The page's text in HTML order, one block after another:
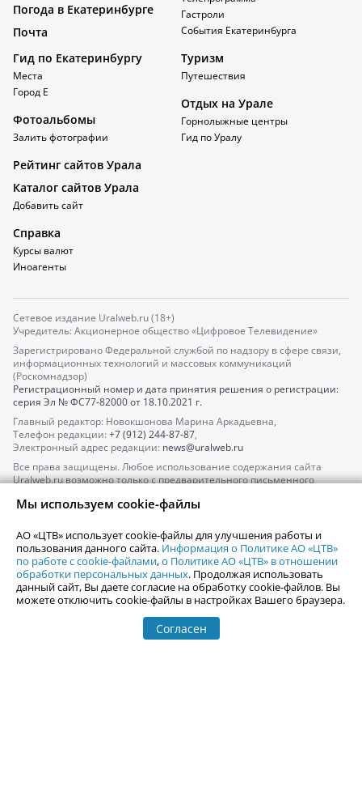
Погода в Екатеринбурге
Почта
Гастроли
События Екатеринбурга
Гид по Екатеринбургу
Места
Город Е
Фотоальбомы
Залить фотографии
Туризм
Путешествия
Отдых на Урале
Горнолыжные центры
Гид по Уралу
Рейтинг сайтов Урала
Каталог сайтов Урала
Добавить сайт
Справка
Курсы валют
Иноагенты
Сетевое издание Uralweb.ru (18+)
Учредитель: Акционерное общество «Цифровое Телевидение»
Зарегистрировано Федеральной службой по надзору в сфере связи,
информационных технологий и массовых коммуникаций
(Роскомнадзор)
Регистрационный номер и дата принятия решения о регистрации:
серия Эл № ФС77-82000от 18.10.2021 г.
Главный редактор: Новокшонова Марина Аркадьевна,
Телефон редакции: +7 (912) 244-87-87,
Электронный адрес редакции: news@uralweb.ru
Все права защищены. Любое использование содержания сайта
Uralweb.ru возможно только с предварительного письменного
По вопросам размещения рекламы обращайтесь по тел.
По вопросам размещения информации в разделе «Афиша»
afisha@uralweb.ru
Пользовательское соглашение на использование сайта
Политика АО «ЦТВ» в отношении обработки персональных данных
Мы используем cookie-файлы
АО «ЦТВ» использует cookie-файлы для улучшения работы и
пользования данного сайта. Информация о Политике АО «ЦТВ»
по работе с cookie-файлами,о Политике АО «ЦТВ» в отношении
обработки персональных данных. Продолжая использовать
данный сайт, Вы даете согласие на обработку cookie-файлов. Вы
можете отключить cookie-файлы в настройках Вашего браузера.
Согласен